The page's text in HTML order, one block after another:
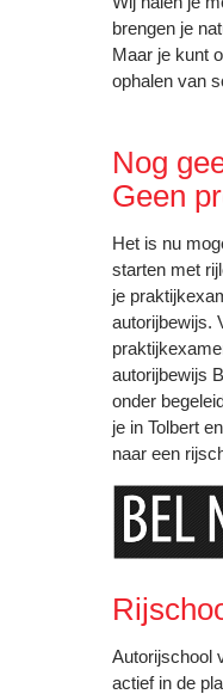
brengen je
Maar je kunt
ophalen van
Nog
Geen
Het is nu
starten met
je
autorijbewijs.
autorijbewijs
onder
je in Tolbert
naar een
Autorijschool
actief in de